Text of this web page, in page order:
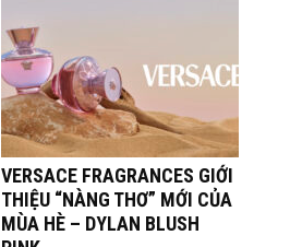
VERSACE FRAGRANCES GIỚI
THIỆU “NÀNG THƠ” MỚI CỦA
MÙA HÈ – DYLAN BLUSH